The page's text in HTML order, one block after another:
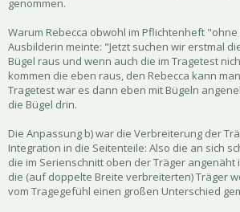
genommen.
Warum Rebecca obwohl im Pflichtenheft "ohne
Ausbilderin meinte: "Jetzt suchen wir erstmal
Bügel raus und wenn auch die im Tragetest
kommen die eben raus, den Rebecca kann
Tragetest war es dann eben mit Bügeln
die Bügel drin.
Die Anpassung b) war die Verbreiterung der
Integration in die Seitenteile: Also die an sich
die im Serienschnitt oben der Träger
die (auf doppelte Breite verbreiterten) Träger
vom Tragegefühl einen großen Unterschied